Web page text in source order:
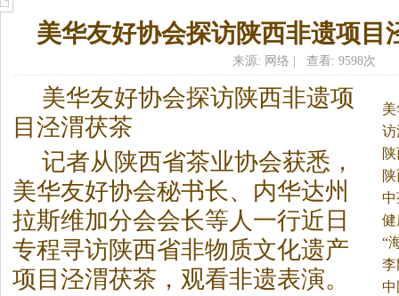
美华友好协会探访陕西非遗项目
来源: 网络 | 查看: 9598次
泾
省
商
“
美华友好协会探访陕西非遗项
目泾渭茯茶
记者从陕西省茶业协会获悉，
美华友好协会秘书长、内华达州
拉斯维加分会会长等人一行近日
专程寻访陕西省非物质文化遗产
项目泾渭茯茶，观看非遗表演。